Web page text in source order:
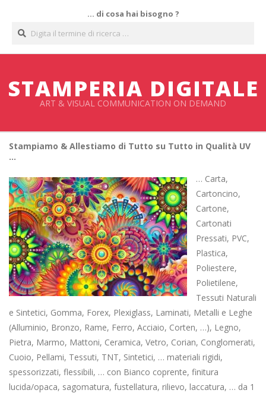
contenuto
… di cosa hai bisogno ?
STAMPERIA DIGITALE
ART & VISUAL COMMUNICATION ON DEMAND
Stampiamo & Allestiamo di Tutto su Tutto in Qualità UV
…
… Carta,
Cartoncino,
Cartone,
Cartonati
Pressati, PVC,
Plastica,
Poliestere,
Polietilene,
Tessuti Naturali
e Sintetici, Gomma, Forex, Plexiglass, Laminati, Metalli e Leghe
(Alluminio, Bronzo, Rame, Ferro, Acciaio, Corten, …), Legno,
Pietra, Marmo, Mattoni, Ceramica, Vetro, Corian, Conglomerati,
Cuoio, Pellami, Tessuti, TNT, Sintetici, … materiali rigidi,
spessorizzati, flessibili, … con Bianco coprente, finitura
lucida/opaca, sagomatura, fustellatura, rilievo, laccatura, … da 1